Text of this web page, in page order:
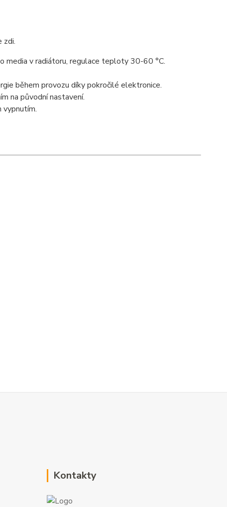
zdi.
v radiátoru, regulace teploty 30-60 °C.
během provozu díky pokročilé elektronice.
na původní nastavení.
vypnutím.
Kontakty